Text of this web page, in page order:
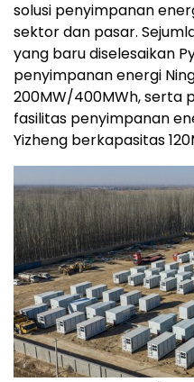
solusi penyimpanan
sektor dan pasar.
yang baru diselesaikan
penyimpanan energi
200MW/400MWh, serta
fasilitas penyimpanan
Yizheng berkapasitas